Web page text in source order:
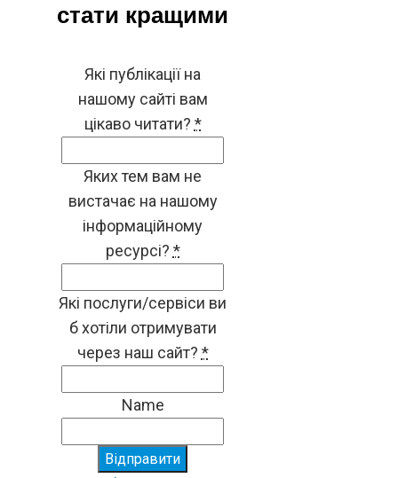
стати кращими
Які публікації на
нашому сайті вам
цікаво читати? *
Яких тем вам не
вистачає на нашому
інформаційному
ресурсі? *
Які послуги/сервіси ви
б хотіли отримувати
через наш сайт? *
Name
Відправити